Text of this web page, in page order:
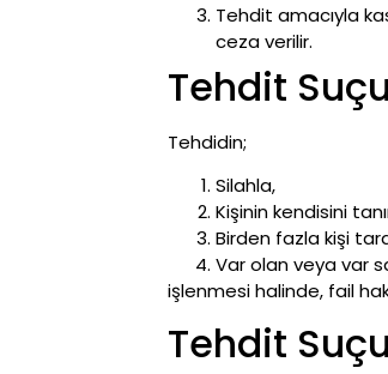
Tehdit amacıyla
ceza verilir.
Tehdit
Tehdidin;
Silahla,
Kişinin kendisini
Birden fazla kişi
Var olan veya var
işlenmesi halinde, fail
Tehdit